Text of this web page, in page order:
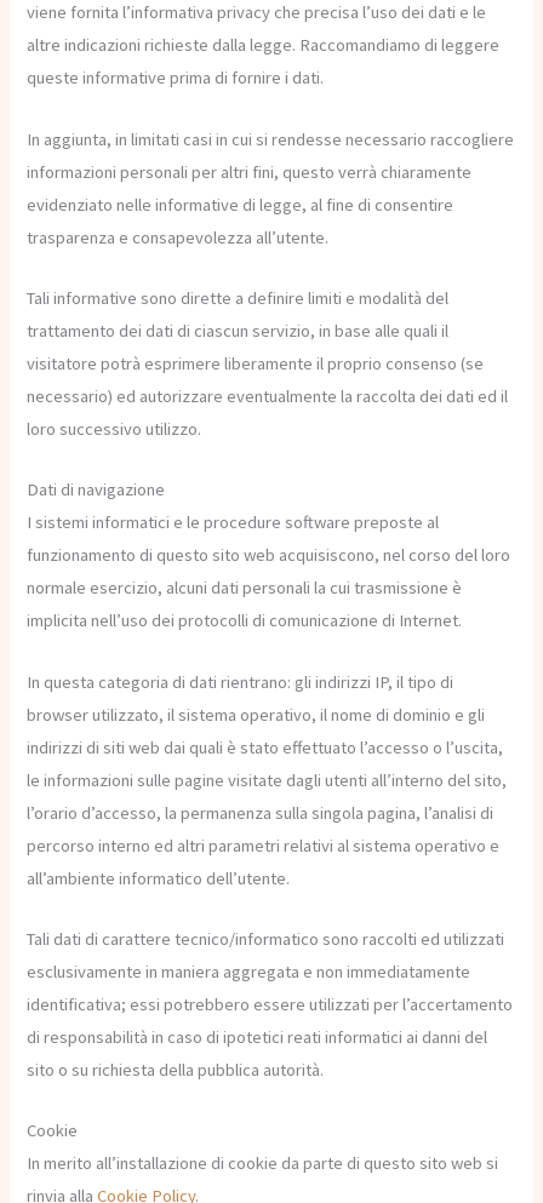
viene fornita l’informativa privacy che precisa l’uso dei dati e le
altre indicazioni richieste dalla legge. Raccomandiamo di leggere
queste informative prima di fornire i dati.
In aggiunta, in limitati casi in cui si rendesse necessario raccogliere
informazioni personali per altri fini, questo verrà chiaramente
evidenziato nelle informative di legge, al fine di consentire
trasparenza e consapevolezza all’utente.
Tali informative sono dirette a definire limiti e modalità del
trattamento dei dati di ciascun servizio, in base alle quali il
visitatore potrà esprimere liberamente il proprio consenso (se
necessario) ed autorizzare eventualmente la raccolta dei dati ed il
loro successivo utilizzo.
Dati di navigazione
I sistemi informatici e le procedure software preposte al
funzionamento di questo sito web acquisiscono, nel corso del loro
normale esercizio, alcuni dati personali la cui trasmissione è
implicita nell’uso dei protocolli di comunicazione di Internet.
In questa categoria di dati rientrano: gli indirizzi IP, il tipo di
browser utilizzato, il sistema operativo, il nome di dominio e gli
indirizzi di siti web dai quali è stato effettuato l’accesso o l’uscita,
le informazioni sulle pagine visitate dagli utenti all’interno del sito,
l’orario d’accesso, la permanenza sulla singola pagina, l’analisi di
percorso interno ed altri parametri relativi al sistema operativo e
all’ambiente informatico dell’utente.
Tali dati di carattere tecnico/informatico sono raccolti ed utilizzati
esclusivamente in maniera aggregata e non immediatamente
identificativa; essi potrebbero essere utilizzati per l’accertamento
di responsabilità in caso di ipotetici reati informatici ai danni del
sito o su richiesta della pubblica autorità.
Cookie
In merito all’installazione di cookie da parte di questo sito web si
rinvia allaCookie Policy.